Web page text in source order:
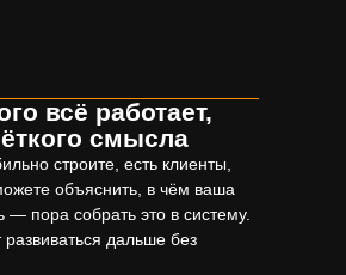
всё работает,
смысла
строите, есть клиенты,
объяснить, в чём ваша
— пора собрать это в систему.
дальше без